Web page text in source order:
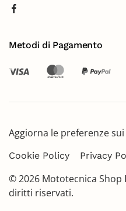
Metodi di Pagamento
Aggiorna le preferenze
Cookie Policy Privacy
©2026 Mototecnica Shop
diritti riservati.